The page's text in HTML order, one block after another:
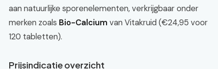
aan natuurlijke sporenelementen, verkrijgbaar onder
merken zoals Bio-Calcium van Vitakruid (€24,95 voor
120 tabletten).
Prijsindicatie overzicht